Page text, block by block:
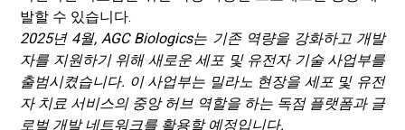
발할 수 있습니다.
2025년 4월, AGC Biologics는 기존 역량을 강화하고 개발
자를 지원하기 위해 새로운 세포 및 유전자 기술 사업부를
출범시켰습니다. 이 사업부는 밀라노 현장을 세포 및 유전
자 치료 서비스의 중앙 허브 역할을 하는 독점 플랫폼과 글
로벌 개발 네트워크를 활용할 예정입니다.